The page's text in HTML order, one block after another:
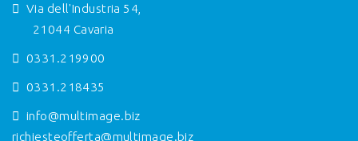
Via dell'Industria 54,
21044 Cavaria
0331.219900
0331.218435
info@multimage.biz
richiesteofferta@multimage.biz